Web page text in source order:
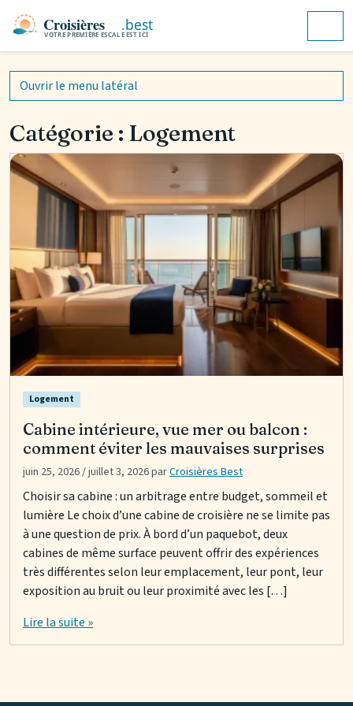
Menu
Catégorie : Logement
Logement
Cabine intérieure, vue mer ou balcon :
comment éviter les mauvaises surprises
juin 25, 2026/juillet 3, 2026parCroisières Best
Choisir sa cabine : un arbitrage entre budget, sommeil et
lumière Le choix d’une cabine de croisière ne se limite pas
à une question de prix. À bord d’un paquebot, deux
cabines de même surface peuvent offrir des expériences
très différentes selon leur emplacement, leur pont, leur
exposition au bruit ou leur proximité avec les […]
Lire la suite »
Ouvrir le menu latéral